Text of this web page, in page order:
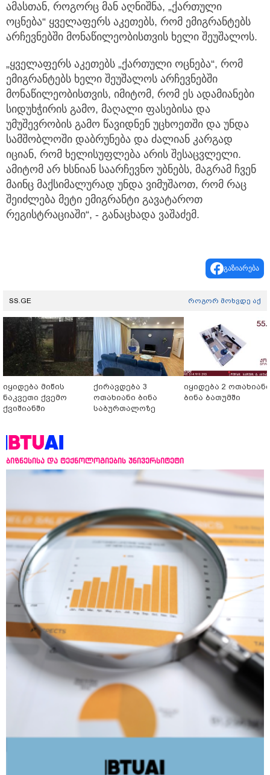
ამასთან, როგორც მან აღნიშნა, „ქართული
ოცნება“ ყველაფერს აკეთებს, რომ ემიგრანტებს
არჩევნებში მონაწილეობისთვის ხელი შეუშალოს.
„ყველაფერს აკეთებს „ქართული ოცნება“, რომ
ემიგრანტებს ხელი შეუშალოს არჩევნებში
მონაწილეობისთვის, იმიტომ, რომ ეს ადამიანები
სიდუხჭირის გამო, მაღალი ფასებისა და
უმუშევრობის გამო წავიდნენ უცხოეთში და უნდა
სამშობლოში დაბრუნება და ძალიან კარგად
იციან, რომ ხელისუფლება არის შესაცვლელი.
ამიტომ არ ხსნიან საარჩევნო უბნებს, მაგრამ ჩვენ
მაინც მაქსიმალურად უნდა ვიმუშაოთ, რომ რაც
შეიძლება მეტი ემიგრანტი გავატაროთ
რეგისტრაციაში“, - განაცხადა ვაშაძემ.
გაზიარება
SS.GE როგორ მოხვდე აქ
იყიდება მიწის
ნაკვეთი ქვემო
ქვიშიანში
ქირავდება 3
ოთახიანი ბინა
საბურთალოზე
იყიდება 2 ოთახიანი
ბინა ბათუმში
ბიზნესისა და ტექნოლოგიების უნივერსიტეტი